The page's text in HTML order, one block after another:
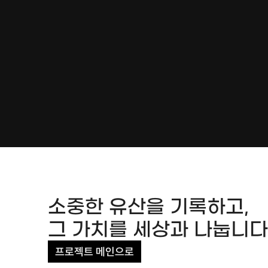
소중한 유산을 기록하고,
그 가치를 세상과 나눕니
프로젝트 메인으로